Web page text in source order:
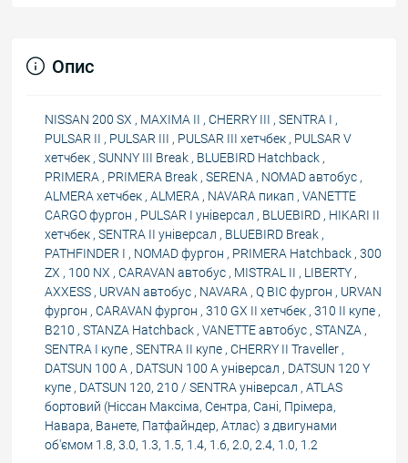
Опис
NISSAN 200 SX , MAXIMA II , CHERRY III , SENTRA I ,
PULSAR II , PULSAR III , PULSAR III хетчбек , PULSAR V
хетчбек , SUNNY III Break , BLUEBIRD Hatchback ,
PRIMERA , PRIMERA Break , SERENA , NOMAD автобус ,
ALMERA хетчбек , ALMERA , NAVARA пикап , VANETTE
CARGO фургон , PULSAR I універсал , BLUEBIRD , HIKARI II
хетчбек , SENTRA II універсал , BLUEBIRD Break ,
PATHFINDER I , NOMAD фургон , PRIMERA Hatchback , 300
ZX , 100 NX , CARAVAN автобус , MISTRAL II , LIBERTY ,
AXXESS , URVAN автобус , NAVARA , Q BIC фургон , URVAN
фургон , CARAVAN фургон , 310 GX II хетчбек , 310 II купе ,
B210 , STANZA Hatchback , VANETTE автобус , STANZA ,
SENTRA I купе , SENTRA II купе , CHERRY II Traveller ,
DATSUN 100 A , DATSUN 100 A універсал , DATSUN 120 Y
купе , DATSUN 120, 210 / SENTRA універсал , ATLAS
бортовий (Ніссан Максіма, Сентра, Сані, Прімера,
Навара, Ванете, Патфайндер, Атлас) з двигунами
об'ємом 1.8, 3.0, 1.3, 1.5, 1.4, 1.6, 2.0, 2.4, 1.0, 1.2